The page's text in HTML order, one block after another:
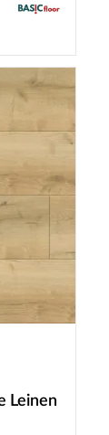
Leinen